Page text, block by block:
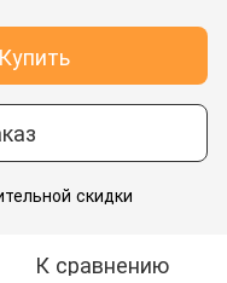
Купить
скидки
К сравнению